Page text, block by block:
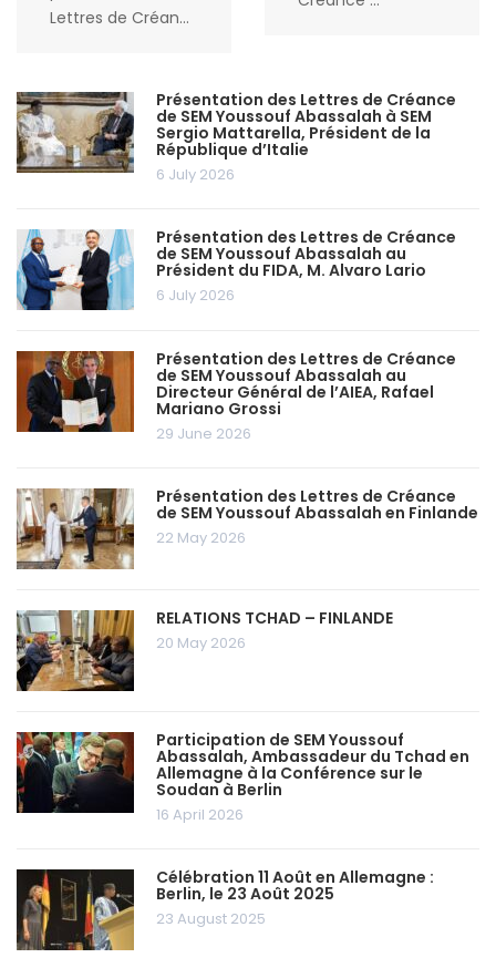
Lettres de Créan...
Présentation des Lettres de Créance
de SEM Youssouf Abassalah à SEM
Sergio Mattarella, Président de la
République d’Italie
6 July 2026
Présentation des Lettres de Créance
de SEM Youssouf Abassalah au
Président du FIDA, M. Alvaro Lario
6 July 2026
Présentation des Lettres de Créance
de SEM Youssouf Abassalah au
Directeur Général de l’AIEA, Rafael
Mariano Grossi
29 June 2026
Présentation des Lettres de Créance
de SEM Youssouf Abassalah en Finlande
22 May 2026
RELATIONS TCHAD – FINLANDE
20 May 2026
Participation de SEM Youssouf
Abassalah, Ambassadeur du Tchad en
Allemagne à la Conférence sur le
Soudan à Berlin
16 April 2026
Célébration 11 Août en Allemagne :
Berlin, le 23 Août 2025
23 August 2025